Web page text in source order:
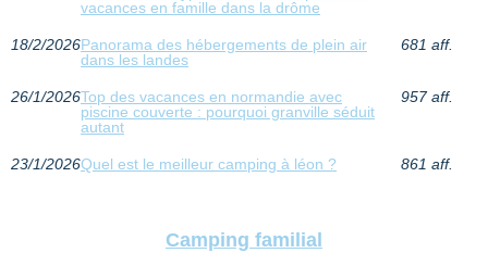
vacances en famille dans la drôme
18/2/2026Panorama des hébergements de plein air
dans les landes
681 aff.
26/1/2026Top des vacances en normandie avec
piscine couverte : pourquoi granville séduit
autant
957 aff.
23/1/2026Quel est le meilleur camping à léon ? 861 aff.
Camping familial